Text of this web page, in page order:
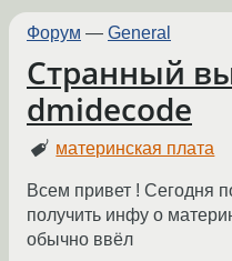
Форум — General
Странный
dmidecode
материнская плата
Всем привет ! Сегодня
получить инфу о
обычно ввёл